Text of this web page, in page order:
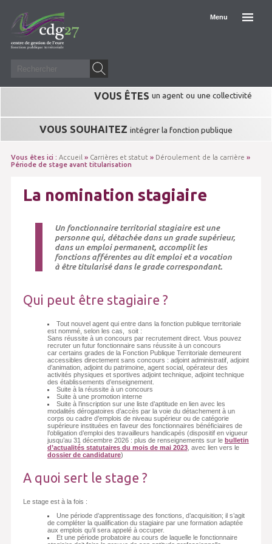
Menu
VOUS ÊTES un agent ou une collectivité
VOUS SOUHAITEZ intégrer la fonction publique
Vous êtes ici : Accueil » Carrières et statut» Déroulement de la carrière »
Période de stage avant titularisation
La nomination stagiaire
Un fonctionnaire territorial stagiaire est une
personne qui, détachée dans un grade supérieur,
dans un emploi permanent, accomplit les
fonctions afférentes au dit emploi et a vocation
à être titularisé dans le grade correspondant.
Qui peut être stagiaire ?
Tout nouvel agent qui entre dans la fonction publique territoriale
est nommé, selon les cas, soit :
Sans réussite à un concours par recrutement direct. Vous pouvez
recruter un futur fonctionnaire sans réussite à un concours
car certains grades de la Fonction Publique Territoriale demeurent
accessibles directement sans concours : adjoint administratif, adjoint
d’animation, adjoint du patrimoine, agent social, opérateur des
activités physiques et sportives adjoint technique, adjoint technique
des établissements d’enseignement.
Suite à la réussite à un concours
Suite à une promotion interne
Suite à l’inscription sur une liste d’aptitude en lien avec les
modalités dérogatoires d’accès par la voie du détachement à un
corps ou cadre d’emplois de niveau supérieur ou de catégorie
supérieure instituées en faveur des fonctionnaires bénéficiaires de
l’obligation d’emploi des travailleurs handicapés (dispositif en vigueur
jusqu’au 31 décembre 2026 : plus de renseignements sur le bulletin
d’actualités statutaires du mois de mai 2023, avec lien vers le
dossier de candidature)
A quoi sert le stage ?
Le stage est à la fois :
Une période d’apprentissage des fonctions, d’acquisition; il s’agit
de compléter la qualification du stagiaire par une formation adaptée
aux emplois qu’il sera appelé à occuper.
Et une période probatoire au cours de laquelle le fonctionnaire